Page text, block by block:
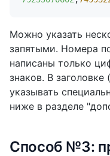
Можно указать
запятыми. Номера
написаны только
знаков. В
указывать
ниже в разделе
Cпособ №3: